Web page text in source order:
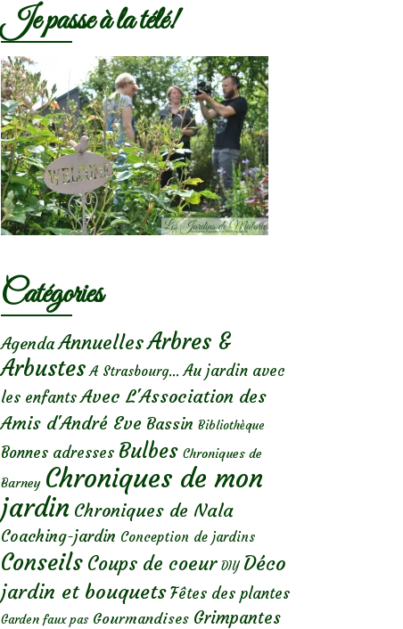
Je passe à la télé!
Catégories
Agenda AnnuellesArbres &
Arbustes A Strasbourg... Au jardin avec
les enfants Avec L'Association des
Amis d'André Eve Bassin Bibliothèque
Bonnes adresses Bulbes Chroniques de
Barney Chroniques de mon
jardin Chroniques de Nala
Coaching-jardin Conception de jardins
Conseils Coups de coeur DIY Déco
jardin et bouquets Fêtes des plantes
Garden faux pas Gourmandises Grimpantes